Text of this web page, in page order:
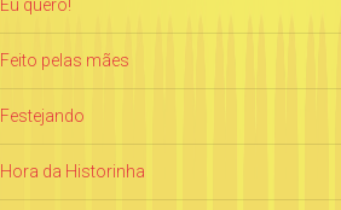
Eu quero!
Feito pelas mães
Festejando
Hora da Historinha